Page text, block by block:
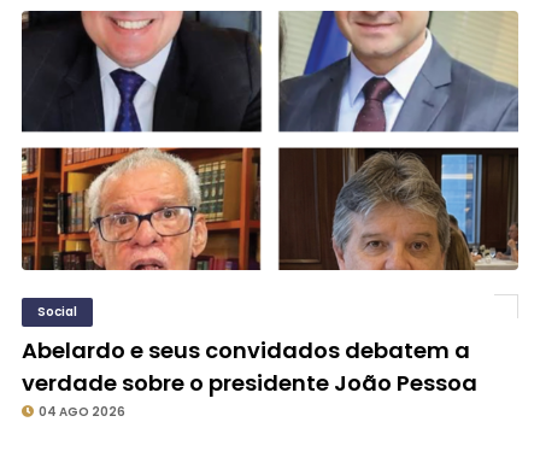
Social
Abelardo e seus convidados debatem a
verdade sobre o presidente João Pessoa
04 AGO 2026